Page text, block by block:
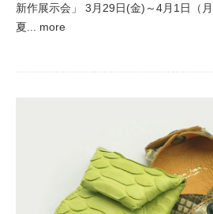
新作展示会」 3月29日(金)～4月1日（
夏... more